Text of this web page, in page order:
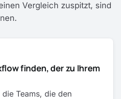
Vergleich zuspitzt, sind
finden, der zu Ihrem
Teams, die den